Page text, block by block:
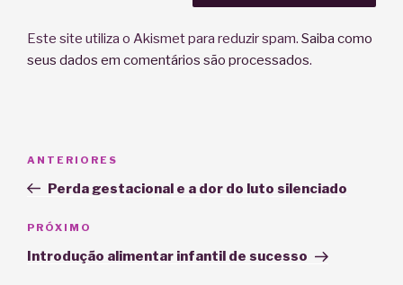
Este site utiliza o Akismet para reduzir spam. Saiba como
seus dados em comentários são processados.
Post
Post
anterior
ANTERIORES
Perda gestacional e a dor do luto silenciado
Próximo
post
PRÓXIMO
Introdução alimentar infantil de sucesso